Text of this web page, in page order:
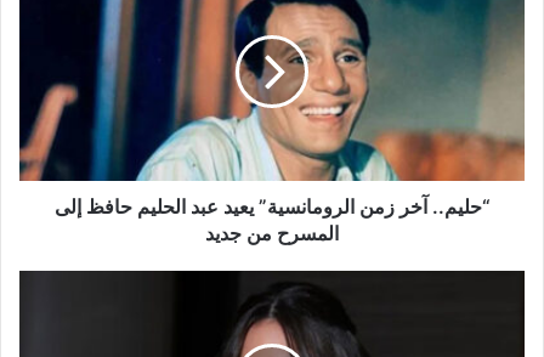
الرومانسية”
حافظ
إلى
المسرح“حليم.. آخر زمن الرومانسية” يعيد عبد الحليم حافظ إلى
المسرح من جديد